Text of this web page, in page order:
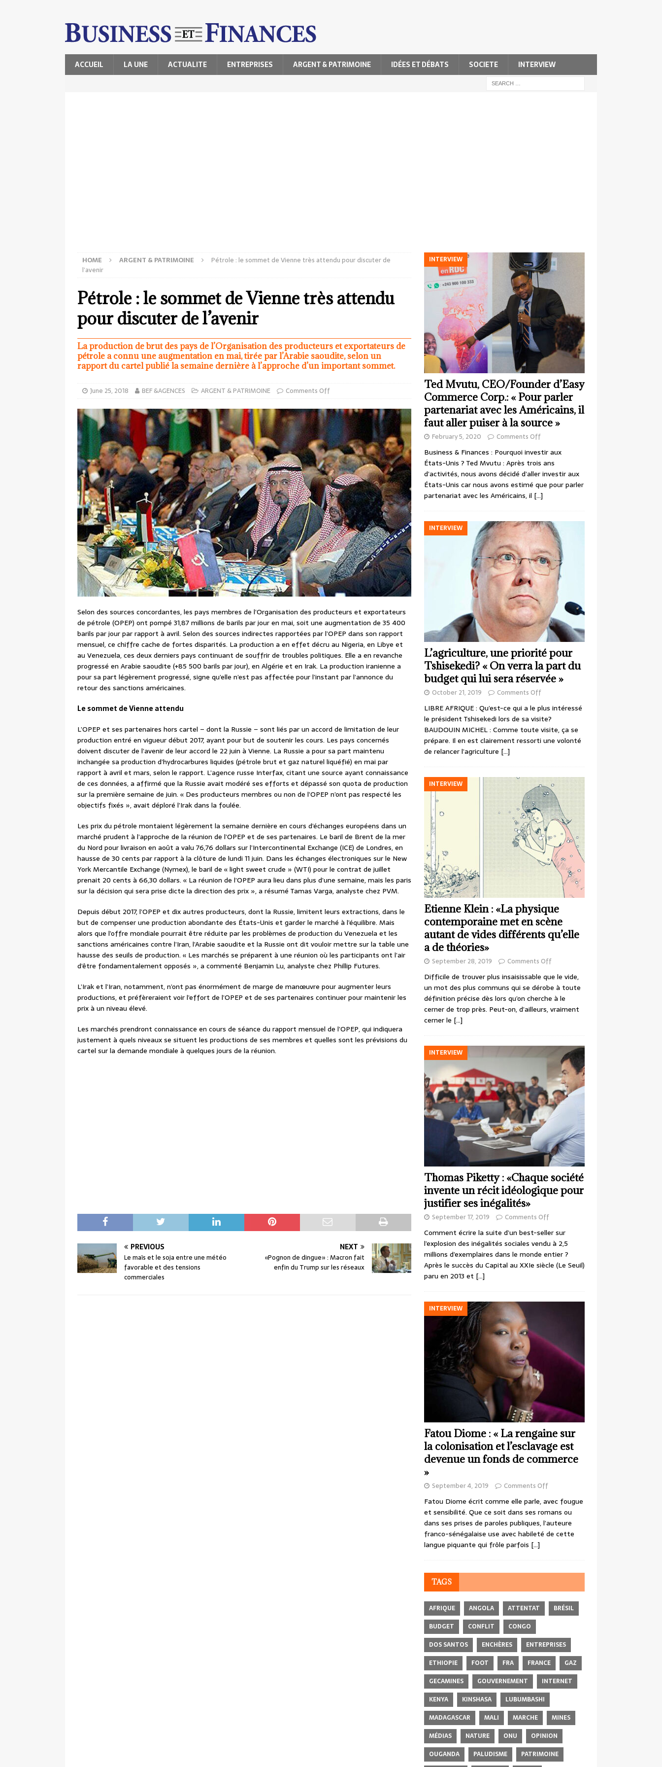
ACCUEIL LA UNE ACTUALITE ENTREPRISES ARGENT & PATRIMOINE IDÉES ET DÉBATS SOCIETE INTERVIEW
HOME ARGENT & PATRIMOINE
Pétrole : le sommet de Vienne très attendu pour discuter de
l’avenir
Pétrole : le sommet de Vienne très attendu
pour discuter de l’avenir
La production de brut des pays de l’Organisation des producteurs et exportateurs de
pétrole a connu une augmentation en mai, tirée par l’Arabie saoudite, selon un
rapport du cartel publié la semaine dernière à l’approche d’un important sommet.
June 25, 2018 BEF &AGENCES ARGENT & PATRIMOINE Comments Off
Selon des sources concordantes, les pays membres de l’Organisation des producteurs et exportateurs
de pétrole (OPEP) ont pompé 31,87 millions de barils par jour en mai, soit une augmentation de 35 400
barils par jour par rapport à avril. Selon des sources indirectes rapportées par l’OPEP dans son rapport
mensuel, ce chiffre cache de fortes disparités. La production a en effet décru au Nigeria, en Libye et
au Venezuela, ces deux derniers pays continuant de souffrir de troubles politiques. Elle a en revanche
progressé en Arabie saoudite (+85 500 barils par jour), en Algérie et en Irak. La production iranienne a
pour sa part légèrement progressé, signe qu’elle n’est pas affectée pour l’instant par l’annonce du
retour des sanctions américaines.
Le sommet de Vienne attendu
L’OPEP et ses partenaires hors cartel – dont la Russie – sont liés par un accord de limitation de leur
production entré en vigueur début 2017, ayant pour but de soutenir les cours. Les pays concernés
doivent discuter de l’avenir de leur accord le 22 juin à Vienne. La Russie a pour sa part maintenu
inchangée sa production d’hydrocarbures liquides (pétrole brut et gaz naturel liquéfié) en mai par
rapport à avril et mars, selon le rapport. L’agence russe Interfax, citant une source ayant connaissance
de ces données, a affirmé que la Russie avait modéré ses efforts et dépassé son quota de production
sur la première semaine de juin. « Des producteurs membres ou non de l’OPEP n’ont pas respecté les
objectifs fixés », avait déploré l’Irak dans la foulée.
Les prix du pétrole montaient légèrement la semaine dernière en cours d’échanges européens dans un
marché prudent à l’approche de la réunion de l’OPEP et de ses partenaires. Le baril de Brent de la mer
du Nord pour livraison en août a valu 76,76 dollars sur l’Intercontinental Exchange (ICE) de Londres, en
hausse de 30 cents par rapport à la clôture de lundi 11 juin. Dans les échanges électroniques sur le New
York Mercantile Exchange (Nymex), le baril de « light sweet crude » (WTI) pour le contrat de juillet
prenait 20 cents à 66,30 dollars. « La réunion de l’OPEP aura lieu dans plus d’une semaine, mais les paris
sur la décision qui sera prise dicte la direction des prix », a résumé Tamas Varga, analyste chez PVM.
Depuis début 2017, l’OPEP et dix autres producteurs, dont la Russie, limitent leurs extractions, dans le
but de compenser une production abondante des États-Unis et garder le marché à l’équilibre. Mais
alors que l’offre mondiale pourrait être réduite par les problèmes de production du Venezuela et les
sanctions américaines contre l’Iran, l’Arabie saoudite et la Russie ont dit vouloir mettre sur la table une
hausse des seuils de production. « Les marchés se préparent à une réunion où les participants ont l’air
d’être fondamentalement opposés », a commenté Benjamin Lu, analyste chez Phillip Futures.
L’Irak et l’Iran, notamment, n’ont pas énormément de marge de manœuvre pour augmenter leurs
productions, et préfèreraient voir l’effort de l’OPEP et de ses partenaires continuer pour maintenir les
prix à un niveau élevé.
Les marchés prendront connaissance en cours de séance du rapport mensuel de l’OPEP, qui indiquera
justement à quels niveaux se situent les productions de ses membres et quelles sont les prévisions du
cartel sur la demande mondiale à quelques jours de la réunion.
PREVIOUS
Le maïs et le soja entre une météo
favorable et des tensions
commerciales
NEXT
«Pognon de dingue» : Macron fait
enfin du Trump sur les réseaux
INTERVIEW
Ted Mvutu, CEO/Founder d’Easy
Commerce Corp.: « Pour parler
partenariat avec les Américains, il
faut aller puiser à la source »
February 5, 2020 Comments Off
Business & Finances : Pourquoi investir aux
États-Unis ? Ted Mvutu : Après trois ans
d’activités, nous avons décidé d’aller investir aux
États-Unis car nous avons estimé que pour parler
partenariat avec les Américains, il […]
INTERVIEW
L’agriculture, une priorité pour
Tshisekedi? « On verra la part du
budget qui lui sera réservée »
October 21, 2019 Comments Off
LIBRE AFRIQUE : Qu’est-ce qui a le plus intéressé
le président Tshisekedi lors de sa visite?
BAUDOUIN MICHEL : Comme toute visite, ça se
prépare. Il en est clairement ressorti une volonté
de relancer l’agriculture […]
INTERVIEW
Etienne Klein : «La physique
contemporaine met en scène
autant de vides différents qu’elle
a de théories»
September 28, 2019 Comments Off
Difficile de trouver plus insaisissable que le vide,
un mot des plus communs qui se dérobe à toute
définition précise dès lors qu’on cherche à le
cerner de trop près. Peut-on, d’ailleurs, vraiment
cerner le […]
INTERVIEW
Thomas Piketty : «Chaque société
invente un récit idéologique pour
justifier ses inégalités»
September 17, 2019 Comments Off
Comment écrire la suite d’un best-seller sur
l’explosion des inégalités sociales vendu à 2,5
millions d’exemplaires dans le monde entier ?
Après le succès du Capital au XXIe siècle (Le Seuil)
paru en 2013 et […]
INTERVIEW
Fatou Diome : « La rengaine sur
la colonisation et l’esclavage est
devenue un fonds de commerce
»
September 4, 2019 Comments Off
Fatou Diome écrit comme elle parle, avec fougue
et sensibilité. Que ce soit dans ses romans ou
dans ses prises de paroles publiques, l’auteure
franco-sénégalaise use avec habileté de cette
langue piquante qui frôle parfois […]
TAGS
AFRIQUE ANGOLA ATTENTAT
BRÉSIL
BUDGET
CONFLIT
CONGO
DOS SANTOS
ENCHÈRES
ENTREPRISES
ETHIOPIE
FOOT FRA FRANCE
GAZ
GECAMINES
GOUVERNEMENT
INTERNET
KENYA
KINSHASA
LUBUMBASHI
MADAGASCAR
MALI MARCHE
MINES
MÉDIAS
NATURE ONU
OPINION
OUGANDA
PALUDISME PATRIMOINE